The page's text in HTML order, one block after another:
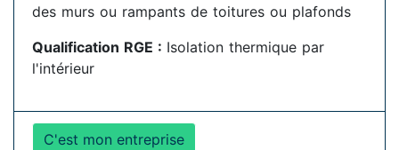
des murs ou rampants de toitures ou plafonds
Qualification RGE : Isolation thermique par
l'intérieur
C'est mon entreprise